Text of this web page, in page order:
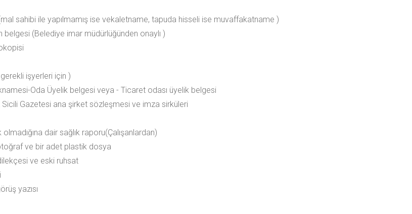
sahibi ile yapılmamış ise vekaletname, tapuda hisseli ise muvaffakatname )
belgesi (Belediye imar müdürlüğünden onaylı )
işyerleri için )
Oda Üyelik belgesi veya - Ticaret odası üyelik belgesi
Gazetesi ana şirket sözleşmesi ve imza sirküleri
olmadığına dair sağlık raporu(Çalışanlardan)
ve bir adet plastik dosya
ve eski ruhsat
yazısı